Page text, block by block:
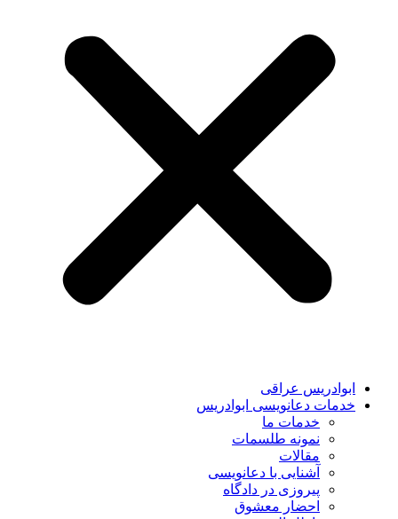
ابوادریس عراقی
خدمات دعانویسی ابوادریس
خدمات ما
نمونه طلسمات
مقالات
آشنایی با دعانویسی
پیروزی در دادگاه
احضار معشوق